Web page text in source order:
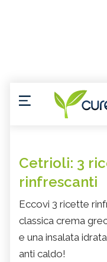
Cetrioli: 3
rinfrescanti
Eccovi 3 ricette
classica crema
e una insalata
anti caldo!